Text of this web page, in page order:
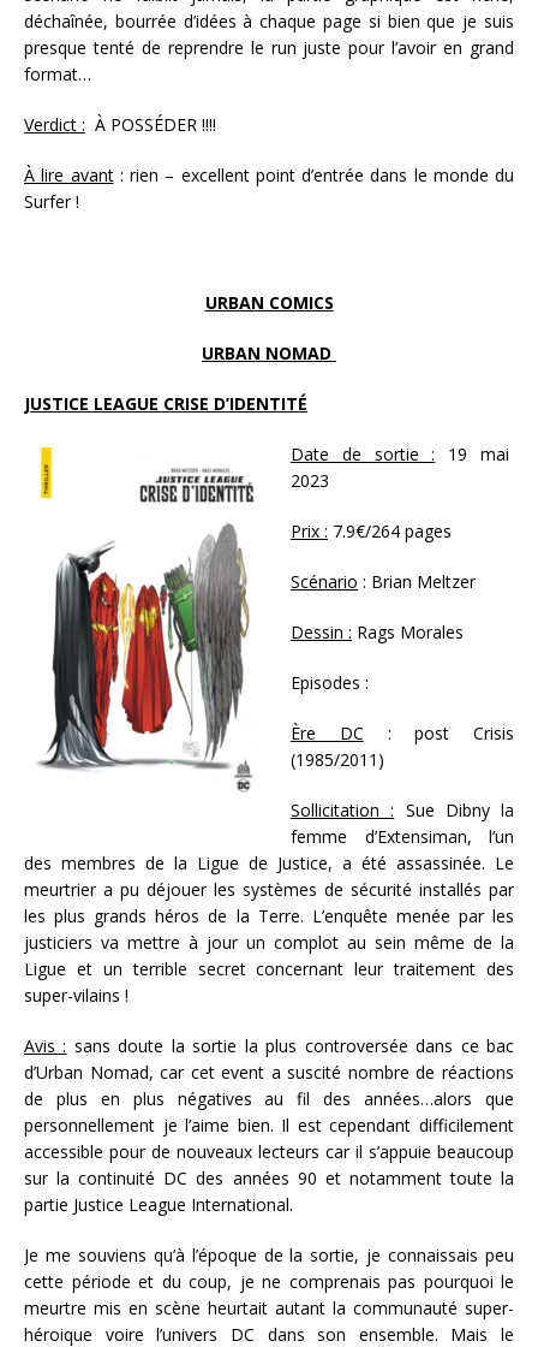
déchaînée, bourrée d’idées à chaque page si bien que je suis
presque tenté de reprendre le run juste pour l’avoir en grand
format…
Verdict : À POSSÉDER !!!!
À lire avant: rien – excellent point d’entrée dans le monde du
Surfer !
URBAN COMICS
URBAN NOMAD
JUSTICE LEAGUE CRISE D’IDENTITÉ
Date de sortie : 19 mai
2023
Prix : 7.9€/264 pages
Scénario : Brian Meltzer
Dessin : Rags Morales
Episodes :
Ère DC : post Crisis
(1985/2011)
Sollicitation : Sue Dibny la
femme d’Extensiman, l’un
des membres de la Ligue de Justice, a été assassinée. Le
meurtrier a pu déjouer les systèmes de sécurité installés par
les plus grands héros de la Terre. L’enquête menée par les
justiciers va mettre à jour un complot au sein même de la
Ligue et un terrible secret concernant leur traitement des
super-vilains !
Avis : sans doute la sortie la plus controversée dans ce bac
d’Urban Nomad, car cet event a suscité nombre de réactions
de plus en plus négatives au fil des années…alors que
personnellement je l’aime bien. Il est cependant difficilement
accessible pour de nouveaux lecteurs car il s’appuie beaucoup
sur la continuité DC des années 90 et notamment toute la
partie Justice League International.
Je me souviens qu’à l’époque de la sortie, je connaissais peu
cette période et du coup, je ne comprenais pas pourquoi le
meurtre mis en scène heurtait autant la communauté super-
héroique voire l’univers DC dans son ensemble. Mais le